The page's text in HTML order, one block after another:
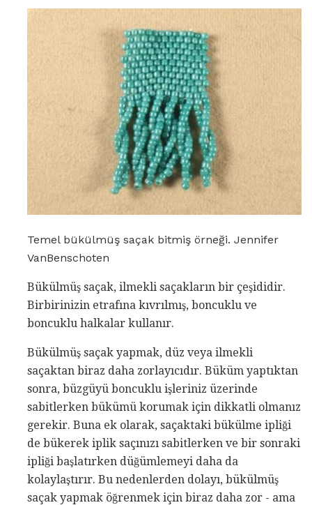
Temel bükülmüş saçak bitmiş örneği. Jennifer
VanBenschoten
Bükülmüş saçak, ilmekli saçakların bir çeşididir.
Birbirinizin etrafına kıvrılmış, boncuklu ve
boncuklu halkalar kullanır.
Bükülmüş saçak yapmak, düz veya ilmekli
saçaktan biraz daha zorlayıcıdır. Büküm yaptıktan
sonra, büzgüyü boncuklu işleriniz üzerinde
sabitlerken bükümü korumak için dikkatli olmanız
gerekir. Buna ek olarak, saçaktaki bükülme ipliği
de bükerek iplik saçınızı sabitlerken ve bir sonraki
ipliği başlatırken düğümlemeyi daha da
kolaylaştırır. Bu nedenlerden dolayı, bükülmüş
saçak yapmak öğrenmek için biraz daha zor - ama